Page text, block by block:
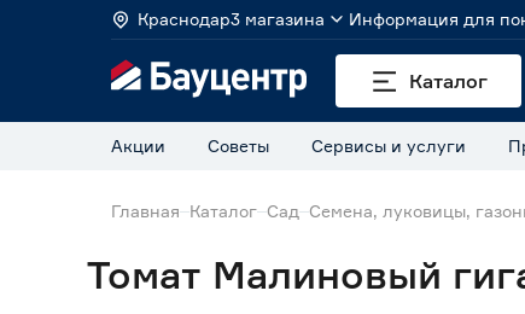
Краснодар3 магазина Информация для
Каталог
Акции Советы Сервисы и услуги
Главная Каталог Сад Семена, луковицы,
Томат Малиновый